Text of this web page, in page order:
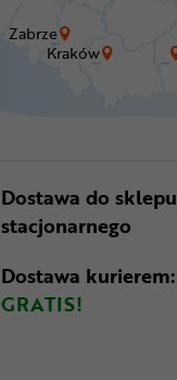
Kraków
Zabrze
Dostawa do sklepu
stacjonarnego
Dostawa kurierem:
GRATIS!